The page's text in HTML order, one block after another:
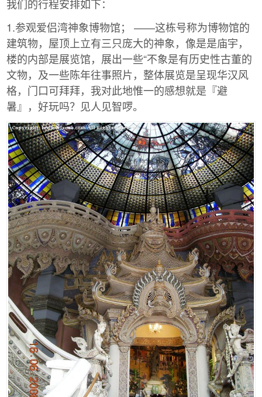
我们的行程安排如下：
1.参观爱侣湾神象博物馆； ——这栋号称为博物馆的
建筑物，屋顶上立有三只庞大的神象，像是是庙宇，
楼的内部是展览馆，展出一些“不象是有历史性古董的
文物，及一些陈年往事照片，整体展览是呈现华汉风
格，门口可拜拜，我对此地惟一的感想就是『避
暑』，好玩吗？见人见智啰。